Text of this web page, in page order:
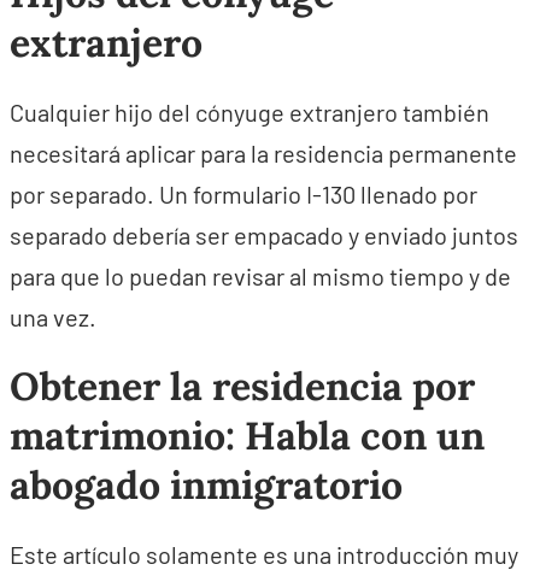
extranjero
Cualquier hijo del cónyuge extranjero también
necesitará aplicar para la residencia permanente
por separado. Un formulario I-130 llenado por
separado debería ser empacado y enviado juntos
para que lo puedan revisar al mismo tiempo y de
una vez.
Obtener la residencia por
matrimonio: Habla con un
abogado inmigratorio
Este artículo solamente es una introducción muy